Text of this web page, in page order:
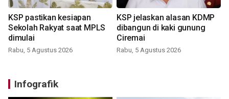
KSP pastikan kesiapan
Sekolah Rakyat saat MPLS
dimulai
Rabu, 5 Agustus 2026
KSP jelaskan alasan KDMP
dibangun di kaki gunung
Ciremai
Rabu, 5 Agustus 2026
Infografik